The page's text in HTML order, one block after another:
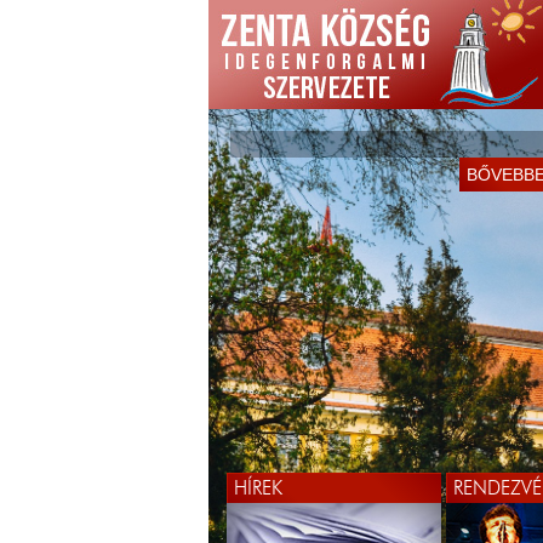
KÖSZÖNTJÜK ÖNÖKET
WEBOLDALUNKON!
HÍREK